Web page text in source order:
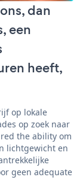
dan
een
heeft,
op lokale
op zoek naar
the ability om
lichtgewicht en
geen adequate